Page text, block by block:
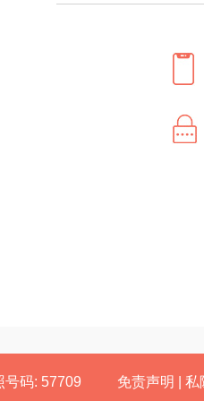
号码: 57709 免责声明 私